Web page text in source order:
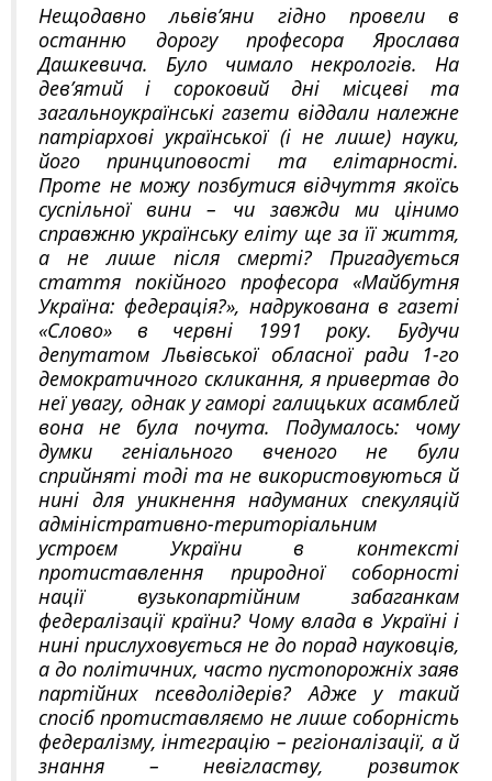
Нещодавно львів’яни гідно провели в
останню дорогу професора Ярослава
Дашкевича. Було чимало некрологів. На
дев’ятий і сороковий дні місцеві та
загальноукраїнські газети віддали належне
патріархові української (і не лише) науки,
його принциповості та елітарності.
Проте не можу позбутися відчуття якоїсь
суспільної вини – чи завжди ми цінимо
справжню українську еліту ще за її життя,
а не лише після смерті? Пригадується
стаття покійного професора «Майбутня
Україна: федерація?», надрукована в газеті
«Слово» в червні 1991 року. Будучи
депутатом Львівської обласної ради 1-го
демократичного скликання, я привертав до
неї увагу, однак у гаморі галицьких асамблей
вона не була почута. Подумалось: чому
думки геніального вченого не були
сприйняті тоді та не використовуються й
нині для уникнення надуманих спекуляцій
адміністративно-територіальним
устроєм України в контексті
протиставлення природної соборності
нації вузькопартійним забаганкам
федералізації країни? Чому влада в Україні і
нині прислуховується не до порад науковців,
а до політичних, часто пустопорожніх заяв
партійних псевдолідерів? Адже у такий
спосіб протиставляємо не лише соборність
федералізму, інтеграцію – регіоналізації, а й
знання – невігластву, розвиток